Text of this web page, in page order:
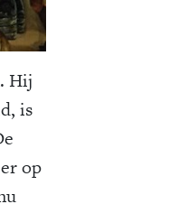
Hij
is
op